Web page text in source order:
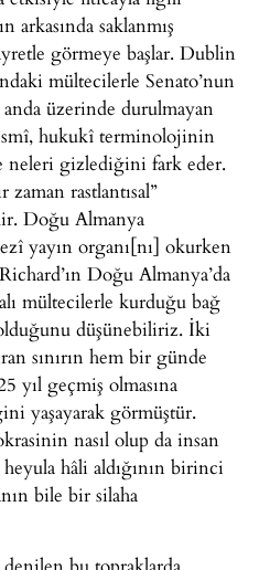
arkasında saklanmış
görmeye başlar. Dublin
mültecilerle Senato’nun
anda üzerinde durulmayan
hukukî terminolojinin
neleri gizlediğini fark eder.
rastlantısal”
Doğu Almanya
yayın organı[nı] okurken
Doğu Almanya’da
mültecilerle kurduğu bağ
düşünebiliriz. İki
sınırın hem bir günde
yıl geçmiş olmasına
yaşayarak görmüştür.
nasıl olup da insan
hâli aldığının birinci
bile bir silaha